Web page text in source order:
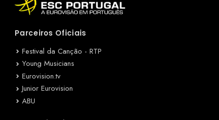
Parceiros Oficiais
Festival da Canção - RTP
Young Musicians
Eurovision.tv
Junior Eurovision
ABU